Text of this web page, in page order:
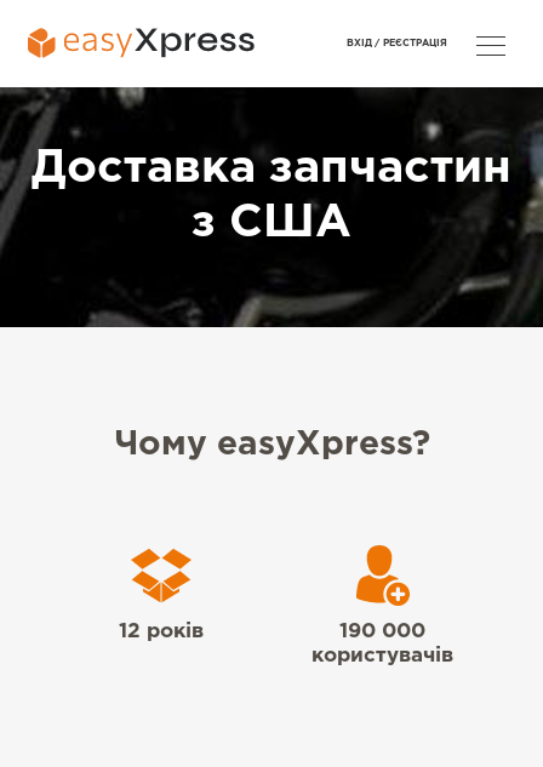
Доставка запчастин
з США
Чому easyXpress?
12 років
190 000
користувачів
ВХІД / РЕЄСТРАЦІЯ